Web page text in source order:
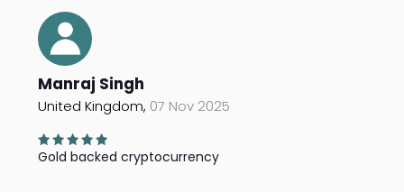
Manraj Singh
United Kingdom, 07 Nov 2025
Gold backed cryptocurrency